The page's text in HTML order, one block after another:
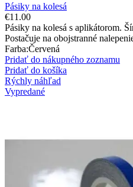
Pásiky na kolesá
€11.00
Pásiky na kolesá s aplikátorom.
Postačuje na obojstranné
Farba:Červená
Pridať do nákupného zoznamu
Pridať do košíka
Rýchly náhľad
Vypredané